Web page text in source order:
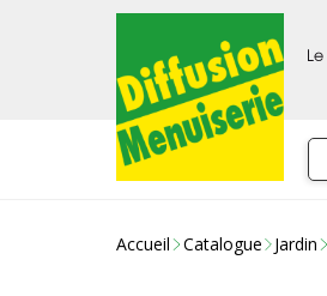
Accueil Catalogue Jardin